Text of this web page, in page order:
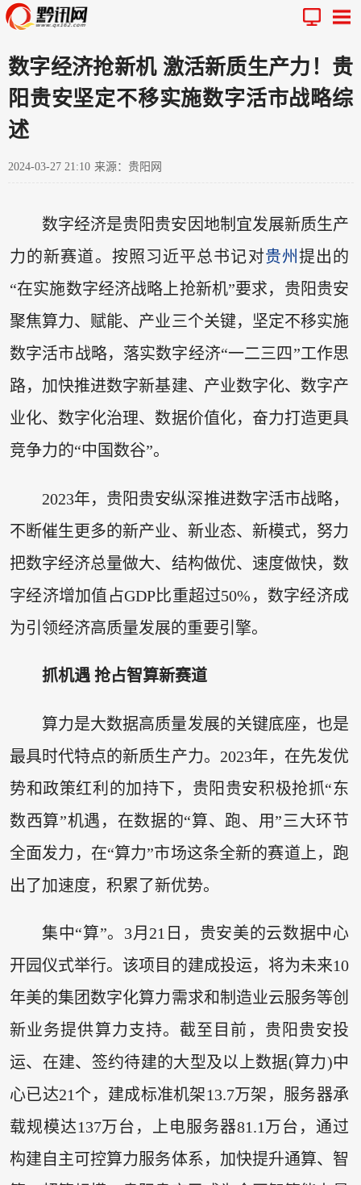
数字经济抢新机 激活新质生产力！贵
阳贵安坚定不移实施数字活市战略综
述
2024-03-27 21:10 来源：贵阳网
数字经济是贵阳贵安因地制宜发展新质生产
力的新赛道。按照习近平总书记对贵州 提出的
“在实施数字经济战略上抢新机”要求，贵阳贵安
聚焦算力、赋能、产业三个关键，坚定不移实施
数字活市战略，落实数字经济“一二三四”工作思
路，加快推进数字新基建、产业数字化、数字产
业化、数字化治理、数据价值化，奋力打造更具
竞争力的“中国数谷”。
2023年，贵阳贵安纵深推进数字活市战略，
不断催生更多的新产业、新业态、新模式，努力
把数字经济总量做大、结构做优、速度做快，数
字经济增加值占GDP比重超过50%，数字经济成
为引领经济高质量发展的重要引擎。
抓机遇 抢占智算新赛道
算力是大数据高质量发展的关键底座，也是
最具时代特点的新质生产力。2023年，在先发优
势和政策红利的加持下，贵阳贵安积极抢抓“东
数西算”机遇，在数据的“算、跑、用”三大环节
全面发力，在“算力”市场这条全新的赛道上，跑
出了加速度，积累了新优势。
集中“算”。3月21日，贵安美的云数据中心
开园仪式举行。该项目的建成投运，将为未来10
年美的集团数字化算力需求和制造业云服务等创
新业务提供算力支持。截至目前，贵阳贵安投
运、在建、签约待建的大型及以上数据(算力)中
心已达21个，建成标准机架13.7万架，服务器承
载规模达137万台，上电服务器81.1万台，通过
构建自主可控算力服务体系，加快提升通算、智